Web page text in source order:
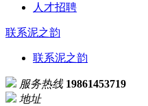
人才招聘
联系泥之韵
联系泥之韵
服务热线 19861453719
地址